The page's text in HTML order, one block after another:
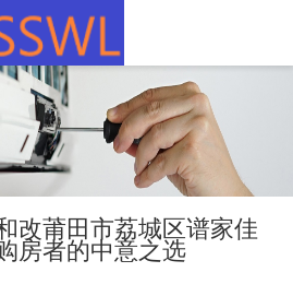
改莆田市荔城区谱家佳
房者的中意之选